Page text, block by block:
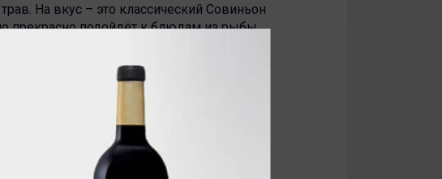
На вкус – это классический Совиньон
прекрасно подойдёт к блюдам из рыбы,
выдержанное в течение 10 месяцев в
с лёгким оттенком специй. В
паштеты, дичь, домашнюю птицу на
Elephant Hill Hawke's Bay
явно чувствуются ноты ежевики, чёрной
баранины, пасте и выдержанным сырам